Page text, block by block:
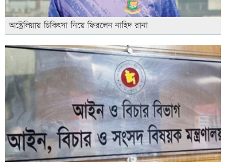
অস্ট্রেলিয়ায় চিকিৎসা নিয়ে ফিরলেন নাহিদ রানা